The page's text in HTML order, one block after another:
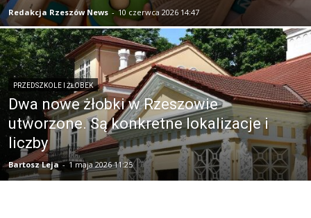
Redakcja Rzeszów News - 10 czerwca 2026 14:47
PRZEDSZKOLE I ŻŁOBEK
Dwa nowe żłobki w Rzeszowie
utworzone. Są konkretne lokalizacje i
liczby
Bartosz Leja - 1 maja 2026 11:25